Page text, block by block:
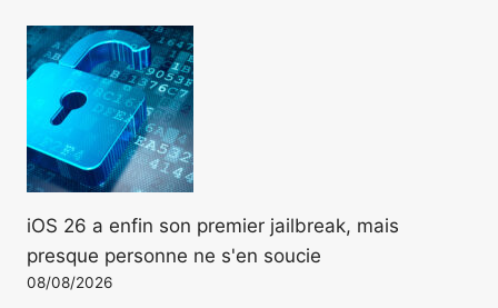
iOS 26 a enfin son premier jailbreak, mais
presque personne ne s'en soucie
08/08/2026